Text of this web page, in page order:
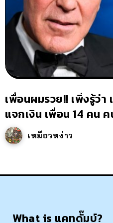
เพื่อนผมรวย!! เพิ่งรู้ว่า
แจกเงิน เพื่อน 14 คน
เหมียวหง่าว
What is แคทดั๊มบ์?